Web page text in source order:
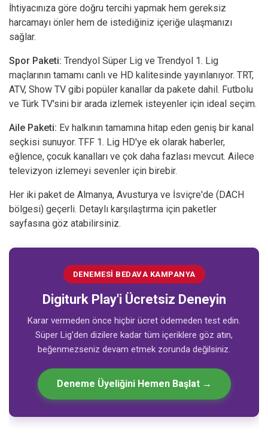
İhtiyacınıza göre doğru tercihi yapmak hem gereksiz
harcamayı önler hem de istediğiniz içeriğe ulaşmanızı
sağlar.
Spor Paketi: Trendyol Süper Lig ve Trendyol 1. Lig
maçlarının tamamı canlı ve HD kalitesinde yayınlanıyor. TRT,
ATV, Show TV gibi popüler kanallar da pakete dahil. Futbolu
ve Türk TV'sini bir arada izlemek isteyenler için ideal seçim.
Aile Paketi: Ev halkının tamamına hitap eden geniş bir kanal
seçkisi sunuyor. TFF 1. Lig HD'ye ek olarak haberler,
eğlence, çocuk kanalları ve çok daha fazlası mevcut. Ailece
televizyon izlemeyi sevenler için birebir.
Her iki paket de Almanya, Avusturya ve İsviçre'de (DACH
bölgesi) geçerli. Detaylı karşılaştırma için paketler
sayfasına göz atabilirsiniz.
DENEMESI BEDAVA KAMPANYA
Digiturk Play'i Ücretsiz Deneyin
Karar vermeden önce hiçbir ücret ödemeden test edin.
Süper Lig'den dizilere kadar tüm içeriklere göz atın,
beğenmezseniz devam etmek zorunda değilsiniz.
Deneme Üyeliğini Hemen Başlat →